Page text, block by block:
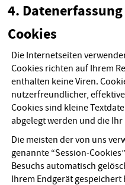
4.
Cookies
Die Internetseiten
Cookies richten auf Ihrem
enthalten keine Viren.
nutzerfreundlicher,
Cookies sind kleine
abgelegt werden und die
Die meisten der von uns
genannte “Session-
Besuchs automatisch
Ihrem Endgerät gespeichert